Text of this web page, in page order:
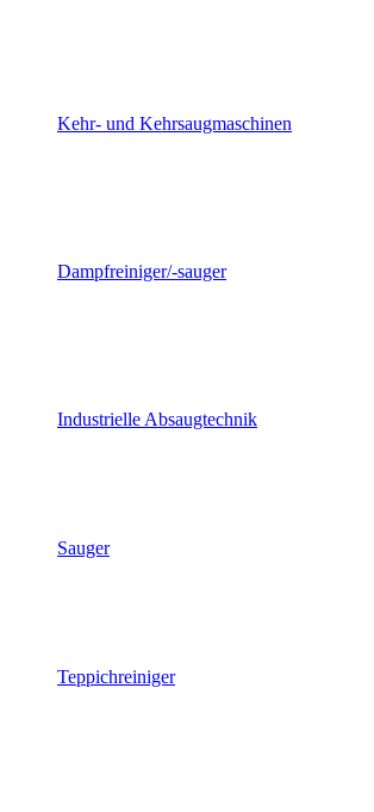
Kehr- und Kehrsaugmaschinen
Dampfreiniger/-sauger
Industrielle Absaugtechnik
Sauger
Teppichreiniger